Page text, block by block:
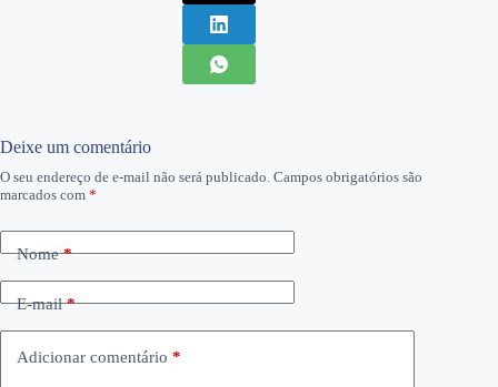
Deixe um comentário
O seu endereço de e-mail não será publicado. Campos obrigatórios são
marcados com *
Nome*
E-mail*
Adicionar comentário *